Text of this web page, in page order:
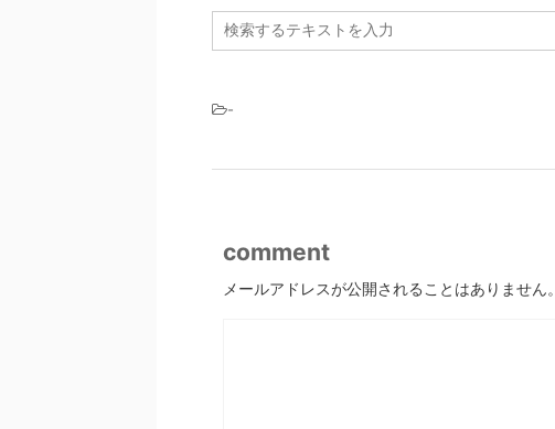
-
comment
メールアドレスが公開されることはありません。